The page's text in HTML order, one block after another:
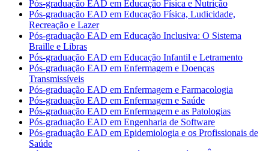
Pós-graduação EAD em Educação Física e Nutrição
Pós-graduação EAD em Educação Física, Ludicidade,
Recreação e Lazer
Pós-graduação EAD em Educação Inclusiva: O Sistema
Braille e Libras
Pós-graduação EAD em Educação Infantil e Letramento
Pós-graduação EAD em Enfermagem e Doenças
Transmissíveis
Pós-graduação EAD em Enfermagem e Farmacologia
Pós-graduação EAD em Enfermagem e Saúde
Pós-graduação EAD em Enfermagem e as Patologias
Pós-graduação EAD em Engenharia de Software
Pós-graduação EAD em Epidemiologia e os Profissionais de
Saúde